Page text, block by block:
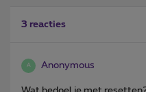
3 reacties
A Anonymous